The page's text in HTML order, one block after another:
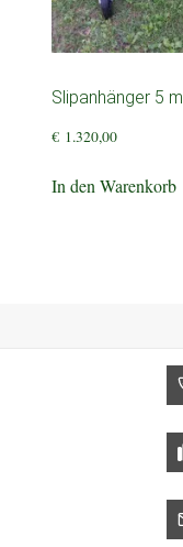
Slipanhänger 5 m
€ 1.320,00
In den Warenkorb